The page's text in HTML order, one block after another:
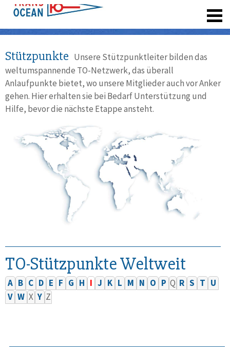
Stützpunkte Unsere Stützpunktleiter bilden das
weltumspannende TO-Netzwerk, das überall
Anlaufpunkte bietet, wo unsere Mitglieder auch vor Anker
gehen. Hier erhalten sie bei Bedarf Unterstützung und
Hilfe, bevor die nächste Etappe ansteht.
TO-Stützpunkte Weltweit
A B C D E F G H I J K L M N O P Q R S T U
V W X Y Z